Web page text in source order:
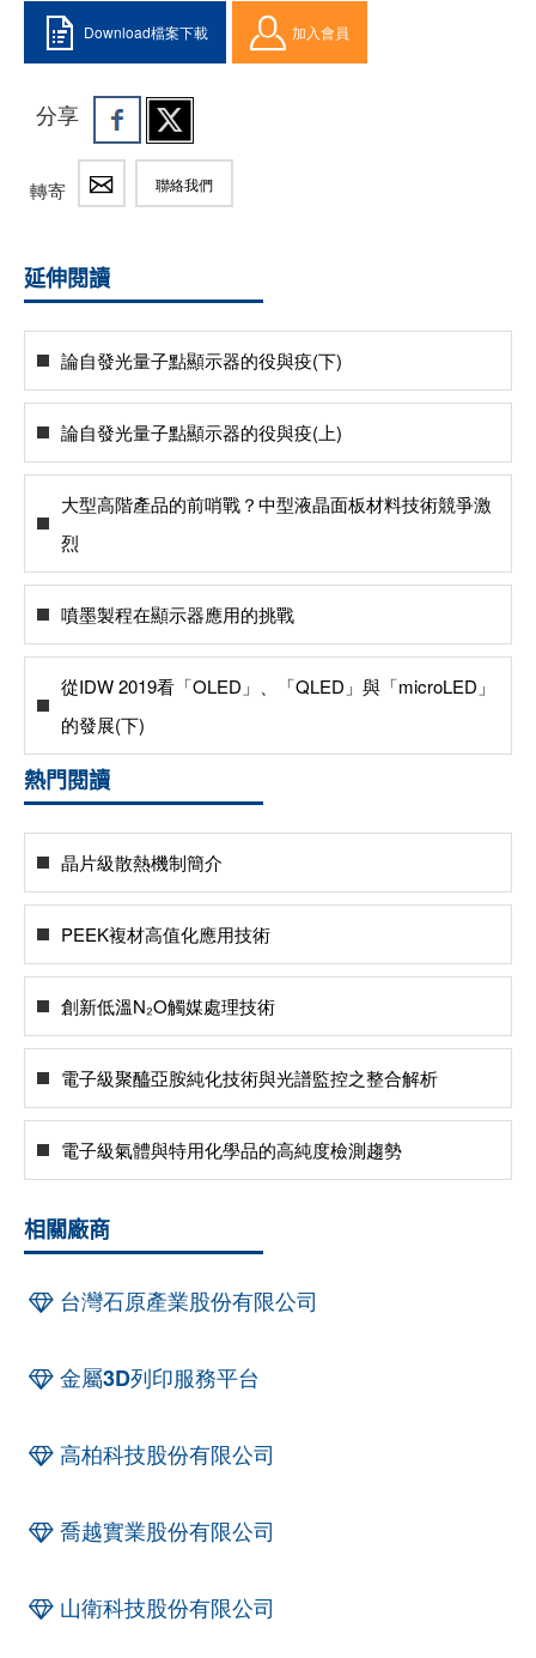
Download檔案下載 加入會員
分享
轉寄 聯絡我們
延伸閱讀
論自發光量子點顯示器的役與疫(下)
論自發光量子點顯示器的役與疫(上)
大型高階產品的前哨戰？中型液晶面板材料技術競爭激
烈
噴墨製程在顯示器應用的挑戰
從IDW 2019看「OLED」、「QLED」與「microLED」
的發展(下)
熱門閱讀
晶片級散熱機制簡介
PEEK複材高值化應用技術
創新低溫N₂O觸媒處理技術
電子級聚醯亞胺純化技術與光譜監控之整合解析
電子級氣體與特用化學品的高純度檢測趨勢
相關廠商
台灣石原產業股份有限公司
金屬3D列印服務平台
高柏科技股份有限公司
喬越實業股份有限公司
山衛科技股份有限公司